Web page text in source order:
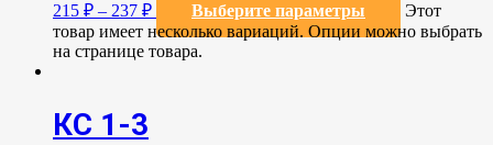
215 ₽ – 237 ₽ Выберите параметры
Этот
товар имеет несколько вариаций. Опции можно выбрать
на странице товара.
КС 1-3